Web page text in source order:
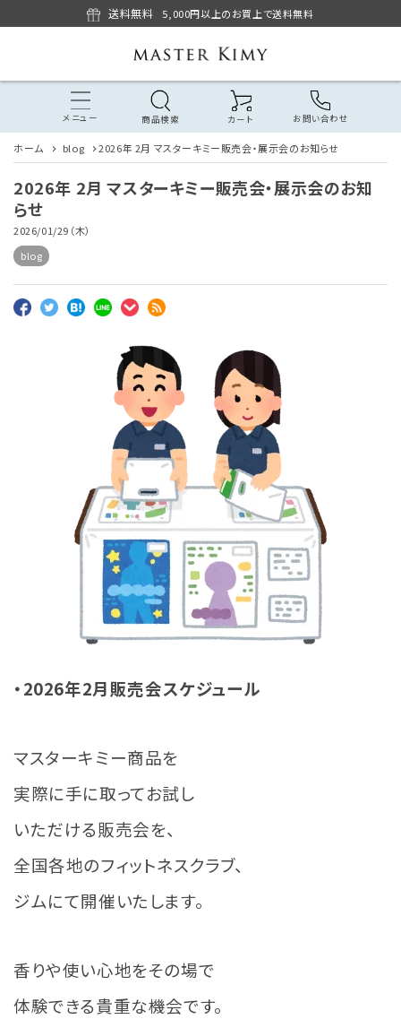
送料無料 5,000円以上のお買上で送料無料
メニュー 商品検索 カート お問い合わせ
ホーム blog 2026年 2月 マスターキミー販売会・展示会のお知らせ
2026年 2月 マスターキミー販売会・展示会のお知
らせ
2026/01/29（木）
blog
・2026年2月販売会スケジュール
マスターキミー商品を
実際に手に取ってお試し
いただける販売会を、
全国各地のフィットネスクラブ、
ジムにて開催いたします。
香りや使い心地をその場で
体験できる貴重な機会です。